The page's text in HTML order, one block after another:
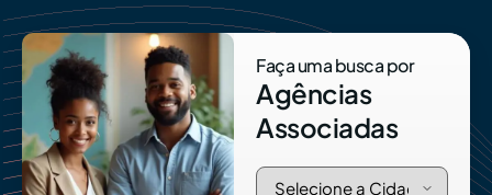
Faça uma busca por
Agências
Associadas